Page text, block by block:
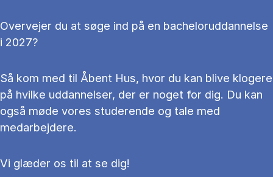
Overvejer du at søge ind på en bacheloruddannelse
i 2027?
Så kom med til Åbent Hus, hvor du kan blive klogere
på hvilke uddannelser, der er noget for dig. Du kan
også møde vores studerende og tale med
medarbejdere.
Vi glæder os til at se dig!